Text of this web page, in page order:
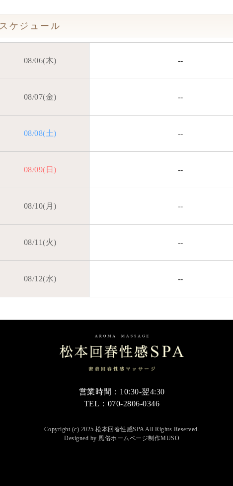
スケジュール
08/06(木) --
08/07(金) --
08/08(土) --
08/09(日) --
08/10(月) --
08/11(火) --
08/12(水) --
営業時間：10:30-翌4:30
TEL：070-2806-0346
Copyright (c) 2025 松本回春性感SPA All Rights Reserved.
Designed by 風俗ホームページ制作MUSO